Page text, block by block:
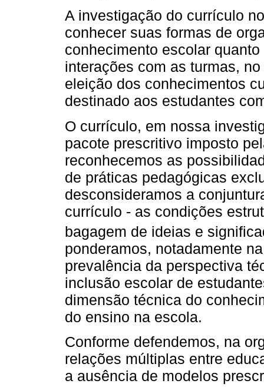
A investigação do currículo
conhecer suas formas de
conhecimento escolar
interações com as turmas,
eleição dos conhecimentos
destinado aos estudantes
O currículo, em nossa
pacote prescritivo imposto
reconhecemos as
de práticas pedagógicas
desconsideramos a
currículo - as condições
bagagem de ideias e
ponderamos, notadamente
prevalência da perspectiva
inclusão escolar de
dimensão técnica do
do ensino na escola.
Conforme defendemos, na
relações múltiplas entre
a ausência de modelos